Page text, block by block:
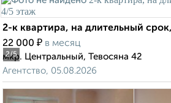
2/5
2-к квартира, на длительный
22 000 ₽ в месяц
мкр. Центральный, Тевосяна 42
Агентство, 05.08.2026